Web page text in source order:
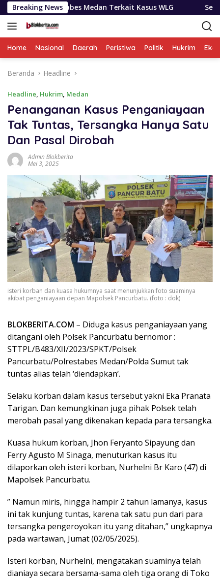
Langsung
ke
konten
Breaking News
Medan Terkait Kasus WLG Selama Sepekan
Home Nasional Daerah Peristiwa Politik Hukrim
Beranda Headline
Headline, Hukrim, Medan
Penanganan Kasus Penganiayaan
Tak Tuntas, Tersangka Hanya Satu
Dan Pasal Dirobah
Admin Blokberita
Mei 3, 2025
isteri korban dan kuasa hukumnya saat menunjukkan foto suaminya
akibat penganiayaan depan Mapolsek Pancurbatu. (foto : dok)
BLOKBERITA.COM – Diduga kasus penganiayaan yang
ditangani oleh Polsek Pancurbatu bernomor :
STTPL/B483/XII/2023/SPKT/Polsek
Pancurbatu/Polrestabes Medan/Polda Sumut tak
tuntas alias telah ‘diendapkan’.
Selaku korban dalam kasus tersebut yakni Eka Pranata
Tarigan. Dan kemungkinan juga pihak Polsek telah
merobah pasal yang dikenakan kepada para tersangka.
Kuasa hukum korban, Jhon Feryanto Sipayung dan
Ferry Agusto M Sinaga, menuturkan kasus itu
dilaporkan oleh isteri korban, Nurhelni Br Karo (47) di
Mapolsek Pancurbatu.
” Namun miris, hingga hampir 2 tahun lamanya, kasus
ini tak kunjung tuntas, karena tak satu pun dari para
tersangka pengeroyokan itu yang ditahan,” ungkapnya
pada wartawan, Jumat (02/05/2025).
Isteri korban, Nurhelni, mengatakan suaminya telah
dianiaya secara bersama-sama oleh tiga orang di Toko